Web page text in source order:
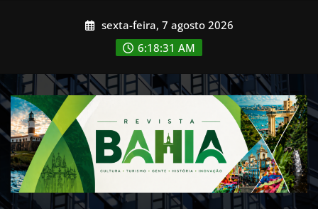
sexta-feira, 7 agosto 2026
6:18:34 AM